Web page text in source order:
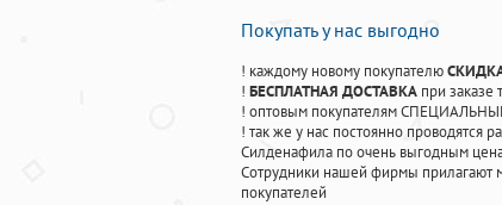
Покупать у нас выгодно
! каждому новому покупателю
! БЕСПЛАТНАЯ ДОСТАВКА при заказе
! оптовым покупателям
! так же у нас постоянно
Силденафила по очень выгодным
Cотрудники нашей фирмы прилагают
покупателей